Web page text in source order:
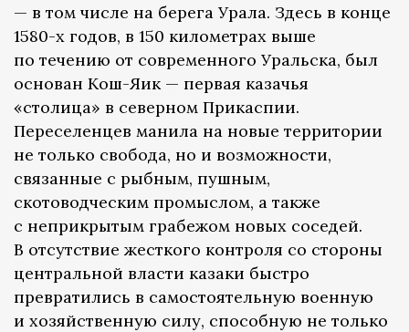
— в том числе на берега Урала. Здесь в конце
1580-х годов, в 150 километрах выше
по течению от современного Уральска, был
основан Кош-Яик — первая казачья
«столица» в северном Прикаспии.
Переселенцев манила на новые территории
не только свобода, но и возможности,
связанные с рыбным, пушным,
скотоводческим промыслом, а также
с неприкрытым грабежом новых соседей.
В отсутствие жесткого контроля со стороны
центральной власти казаки быстро
превратились в самостоятельную военную
и хозяйственную силу, способную не только